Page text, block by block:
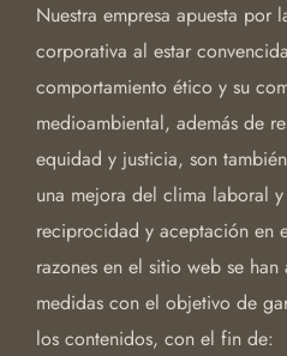
TIEMPO Y ESPACIO
CONTACTO
Nuestra empresa apuesta por
corporativa al estar
comportamiento ético y su
medioambiental, además de
equidad y justicia, son
una mejora del clima laboral
reciprocidad y aceptación en
razones en el sitio web se
medidas con el objetivo de
los contenidos, con el fin de: